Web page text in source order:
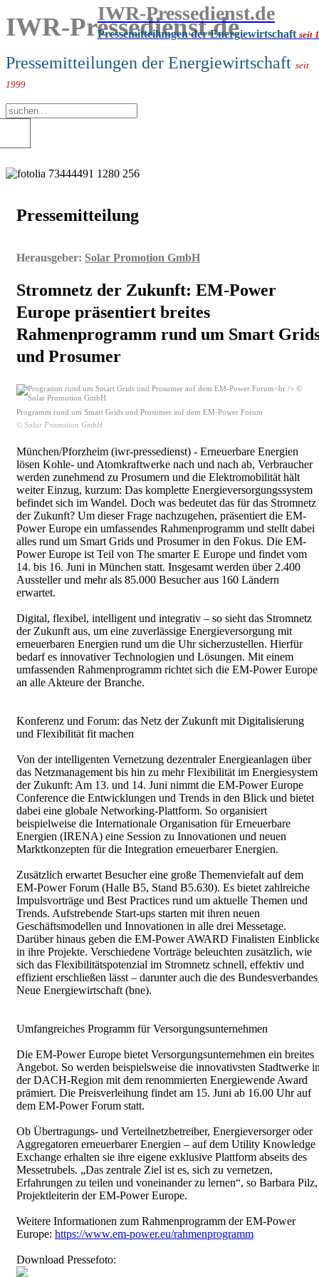
IWR-Pressedienst.de
Pressemitteilungen der Energiewirtschaft seit
1999
IWR-Pressedienst.de
Pressemitteilungen der Energiewirtschaft seit
Pressemitteilung
Herausgeber: Solar Promotion GmbH
Stromnetz der Zukunft: EM-Power
Europe präsentiert breites
Rahmenprogramm rund um Smart
und Prosumer
Programm rund um Smart Grids und Prosumer auf dem EM-Power Forum
© Solar Promotion GmbH
München/Pforzheim (iwr-pressedienst) - Erneuerbare Energien
lösen Kohle- und Atomkraftwerke nach und nach ab, Verbraucher
werden zunehmend zu Prosumern und die Elektromobilität hält
weiter Einzug, kurzum: Das komplette Energieversorgungssystem
befindet sich im Wandel. Doch was bedeutet das für das Stromnetz
der Zukunft? Um dieser Frage nachzugehen, präsentiert die EM-
Power Europe ein umfassendes Rahmenprogramm und stellt dabei
alles rund um Smart Grids und Prosumer in den Fokus. Die EM-
Power Europe ist Teil von The smarter E Europe und findet vom
14. bis 16. Juni in München statt. Insgesamt werden über 2.400
Aussteller und mehr als 85.000 Besucher aus 160 Ländern
erwartet.
Digital, flexibel, intelligent und integrativ – so sieht das Stromnetz
der Zukunft aus, um eine zuverlässige Energieversorgung mit
erneuerbaren Energien rund um die Uhr sicherzustellen. Hierfür
bedarf es innovativer Technologien und Lösungen. Mit einem
umfassenden Rahmenprogramm richtet sich die EM-Power Europe
an alle Akteure der Branche.
Konferenz und Forum: das Netz der Zukunft mit Digitalisierung
und Flexibilität fit machen
Von der intelligenten Vernetzung dezentraler Energieanlagen über
das Netzmanagement bis hin zu mehr Flexibilität im Energiesystem
der Zukunft: Am 13. und 14. Juni nimmt die EM-Power Europe
Conference die Entwicklungen und Trends in den Blick und bietet
dabei eine globale Networking-Plattform. So organisiert
beispielweise die Internationale Organisation für Erneuerbare
Energien (IRENA) eine Session zu Innovationen und neuen
Marktkonzepten für die Integration erneuerbarer Energien.
Zusätzlich erwartet Besucher eine große Themenviefalt auf dem
EM-Power Forum (Halle B5, Stand B5.630). Es bietet zahlreiche
Impulsvorträge und Best Practices rund um aktuelle Themen und
Trends. Aufstrebende Start-ups starten mit ihren neuen
Geschäftsmodellen und Innovationen in alle drei Messetage.
Darüber hinaus geben die EM-Power AWARD Finalisten
in ihre Projekte. Verschiedene Vorträge beleuchten zusätzlich, wie
sich das Flexibilitätspotenzial im Stromnetz schnell, effektiv und
effizient erschließen lässt – darunter auch die des Bundesverbandes
Neue Energiewirtschaft (bne).
Umfangreiches Programm für Versorgungsunternehmen
Die EM-Power Europe bietet Versorgungsunternehmen ein breites
Angebot. So werden beispielsweise die innovativsten Stadtwerke
der DACH-Region mit dem renommierten Energiewende Award
prämiert. Die Preisverleihung findet am 15. Juni ab 16.00 Uhr auf
dem EM-Power Forum statt.
Ob Übertragungs- und Verteilnetzbetreiber, Energieversorger oder
Aggregatoren erneuerbarer Energien – auf dem Utility Knowledge
Exchange erhalten sie ihre eigene exklusive Plattform abseits des
Messetrubels. „Das zentrale Ziel ist es, sich zu vernetzen,
Erfahrungen zu teilen und voneinander zu lernen“, so Barbara Pilz,
Projektleiterin der EM-Power Europe.
Weitere Informationen zum Rahmenprogramm der EM-Power
Europe: https://www.em-power.eu/rahmenprogramm
Download Pressefoto: